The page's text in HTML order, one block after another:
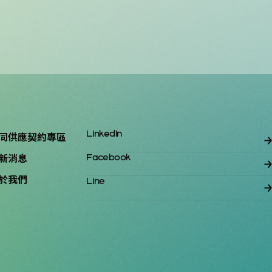
供應契約專區
消息
我們
LinkedIn
Facebook
Line